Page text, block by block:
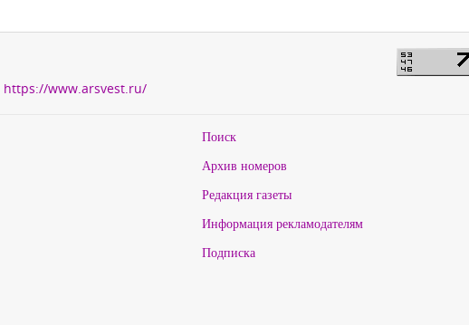
https://www.arsvest.ru/
Поиск
Архив номеров
Редакция газеты
Информация рекламодателям
Подписка